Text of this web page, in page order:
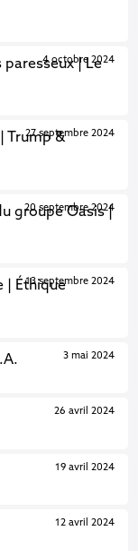
paresseux | Le
4 octobre 2024
Trump &
27 septembre 2024
groupe Oasis |
20 septembre 2024
| Éthique
13 septembre 2024
3 mai 2024
26 avril 2024
19 avril 2024
12 avril 2024